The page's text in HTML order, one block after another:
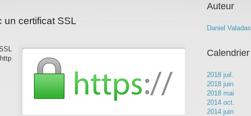
un certificat SSL
Auteur
Daniel Valadas
Calendrier
2018 juil.
2018 juin
2018 mai
2014 oct.
2014 juin